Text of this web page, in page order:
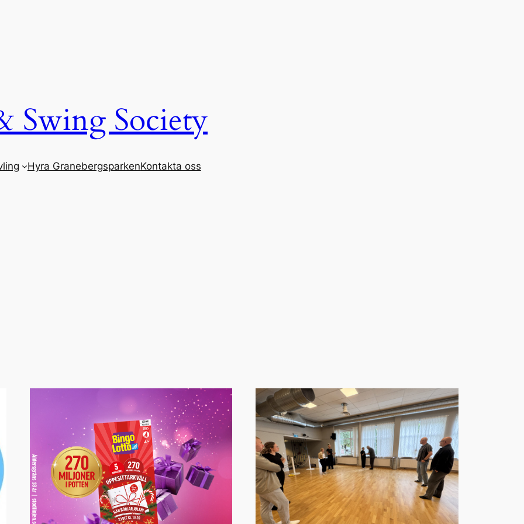
Swing Society
Hyra GranebergsparkenKontakta oss